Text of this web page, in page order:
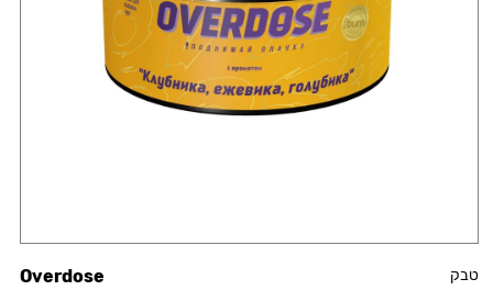
טבק Overdose